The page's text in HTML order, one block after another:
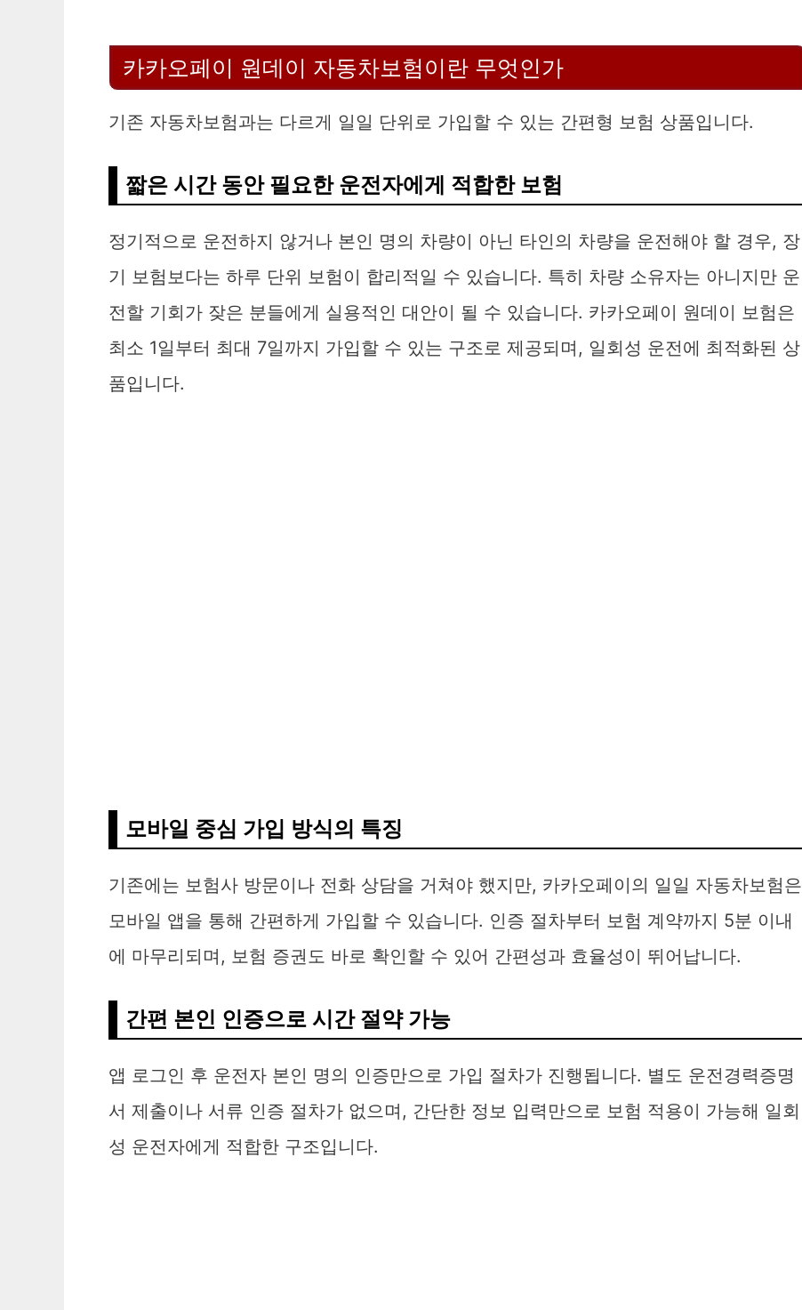
카카오페이 원데이 자동차보험이란 무엇인가
기존 자동차보험과는 다르게 일일 단위로 가입할 수 있는 간편형 보험 상품입니다.
짧은 시간 동안 필요한 운전자에게 적합한 보험
정기적으로 운전하지 않거나 본인 명의 차량이 아닌 타인의 차량을 운전해야 할 경우, 장
기 보험보다는 하루 단위 보험이 합리적일 수 있습니다. 특히 차량 소유자는 아니지만 운
전할 기회가 잦은 분들에게 실용적인 대안이 될 수 있습니다. 카카오페이 원데이 보험은
최소 1일부터 최대 7일까지 가입할 수 있는 구조로 제공되며, 일회성 운전에 최적화된 상
품입니다.
모바일 중심 가입 방식의 특징
기존에는 보험사 방문이나 전화 상담을 거쳐야 했지만, 카카오페이의 일일 자동차보험은
모바일 앱을 통해 간편하게 가입할 수 있습니다. 인증 절차부터 보험 계약까지 5분 이내
에 마무리되며, 보험 증권도 바로 확인할 수 있어 간편성과 효율성이 뛰어납니다.
간편 본인 인증으로 시간 절약 가능
앱 로그인 후 운전자 본인 명의 인증만으로 가입 절차가 진행됩니다. 별도 운전경력증명
서 제출이나 서류 인증 절차가 없으며, 간단한 정보 입력만으로 보험 적용이 가능해 일회
성 운전자에게 적합한 구조입니다.